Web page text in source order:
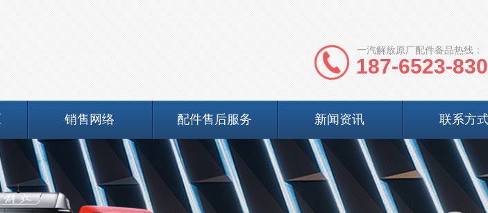
一汽解放原厂配件备品热线：
187-6523-
销售网络 配件售后服务 新闻资讯 联系方